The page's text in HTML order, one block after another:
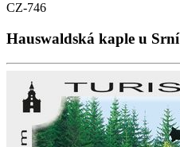
CZ-746
Hauswaldská kaple u Srní